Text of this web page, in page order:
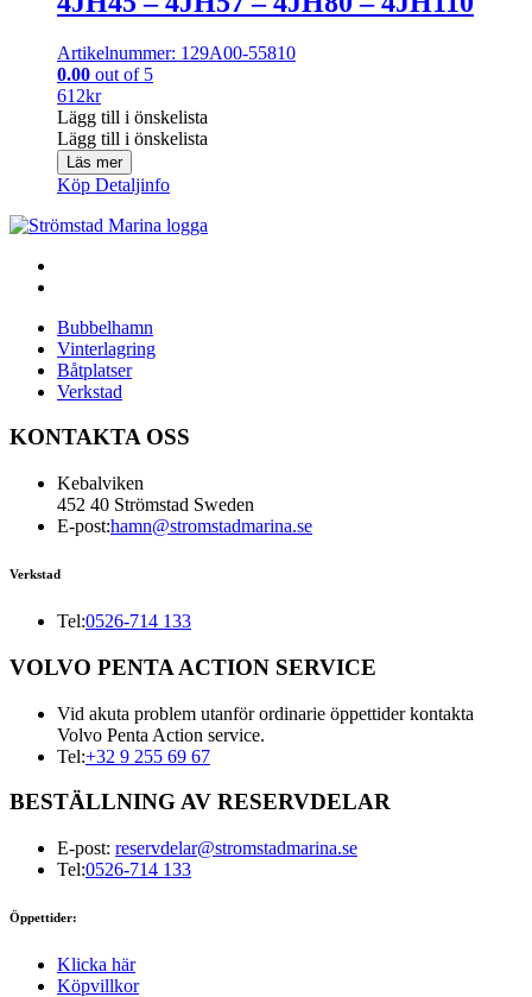
Artikelnummer: 129A00-55810
0.00 out of 5
612kr
Lägg till i önskelista
Lägg till i önskelista
Läs mer
Köp Detaljinfo
Bubbelhamn
Vinterlagring
Båtplatser
Verkstad
KONTAKTA OSS
Kebalviken
452 40 Strömstad Sweden
E-post:hamn@stromstadmarina.se
Verkstad
Tel:0526-714 133
VOLVO PENTA ACTION SERVICE
Vid akuta problem utanför ordinarie öppettider kontakta
Volvo Penta Action service.
Tel:+32 9 255 69 67
BESTÄLLNING AV RESERVDELAR
E-post: reservdelar@stromstadmarina.se
Tel:0526-714 133
Öppettider:
Klicka här
Köpvillkor